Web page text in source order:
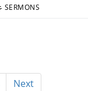
SERMONS عظات
Next